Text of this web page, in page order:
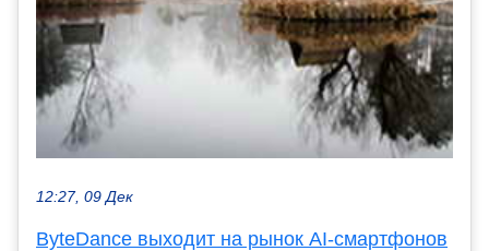
12:27, 09 Дек
ByteDance выходит на рынок AI-смартфонов